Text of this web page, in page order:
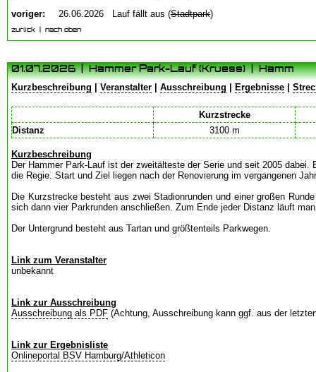
voriger: 26.06.2026 Lauf fällt aus (Stadtpark)
zurück nach oben
01.07.2026 | Hammer Park-Lauf (Kruess) | Hamm
Kurzbeschreibung
Veranstalter Ausschreibung Ergebnisse
Kurzstrecke
Distanz
3100 m
Kurzbeschreibung
Der Hammer Park-Lauf ist der zweitälteste der Serie und seit 2005
die Regie. Start und Ziel liegen nach der Renovierung im vergangenen
Die Kurzstrecke besteht aus zwei Stadionrunden und einer großen
sich dann vier Parkrunden anschließen. Zum Ende jeder Distanz läuft
Der Untergrund besteht aus Tartan und größtenteils Parkwegen.
Link zum Veranstalter
unbekannt
Link zur Ausschreibung
Ausschreibung als PDF (Achtung, Ausschreibung kann ggf. aus der
Link zur Ergebnisliste
Onlineportal BSV Hamburg/Athleticon